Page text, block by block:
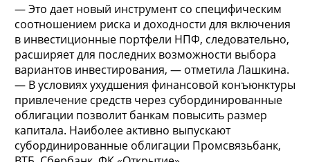
— Это дает новый инструмент со специфическим
соотношением риска и доходности для включения
в инвестиционные портфели НПФ, следовательно,
расширяет для последних возможности выбора
вариантов инвестирования, — отметила Лашкина.
— В условиях ухудшения финансовой конъюнктуры
привлечение средств через субординированные
облигации позволит банкам повысить размер
капитала. Наиболее активно выпускают
субординированные облигации Промсвязьбанк,